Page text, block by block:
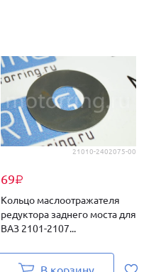
21010-2402075-00
69₽
Кольцо маслоотражателя
редуктора заднего моста для
ВАЗ 2101-2107...